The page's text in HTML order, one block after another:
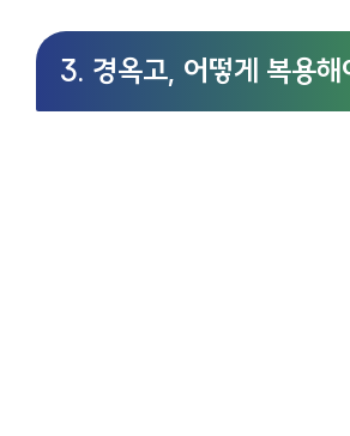
3. 경옥고, 어떻게 복용